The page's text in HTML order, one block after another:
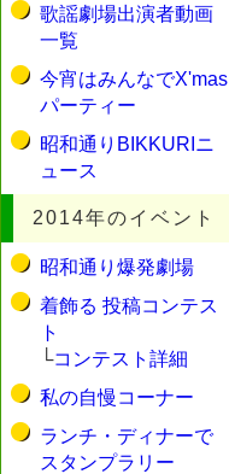
歌謡劇場出演者動画
一覧
今宵はみんなでX'mas
パーティー
昭和通りBIKKURIニ
ュース
2014年のイベント
昭和通り爆発劇場
着飾る 投稿コンテス
ト
└コンテスト詳細
私の自慢コーナー
ランチ・ディナーで
スタンプラリー